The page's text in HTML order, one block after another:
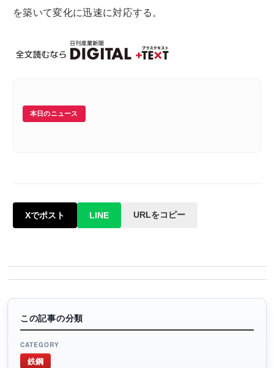
を築いて変化に迅速に対応する。
本日のニュース
Xでポスト LINE URLをコピー
この記事の分類
CATEGORY
鉄鋼